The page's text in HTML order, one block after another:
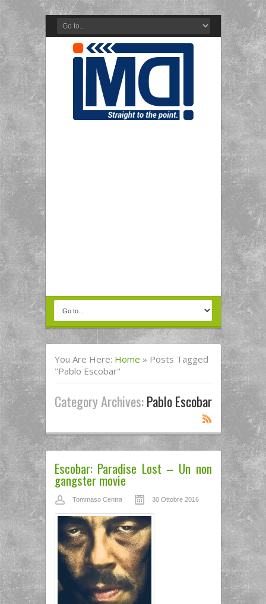
You Are Here: Home » Posts Tagged
"pablo Escobar"
Category Archives:Pablo Escobar
Escobar: Paradise Lost – Un non
gangster movie
Tommaso Centra 30 Ottobre 2016